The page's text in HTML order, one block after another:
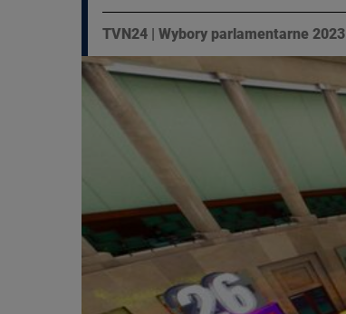
TVN24 | Wybory parlamentarne 2023